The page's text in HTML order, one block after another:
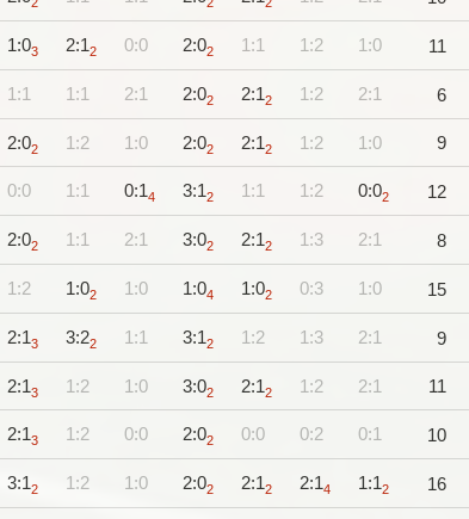
1:03 2:12 0:0 2:02 1:1 1:2 1:0 11
1:1 1:1 2:1 2:02 2:12 1:2 2:1 6
2:02 1:2 1:0 2:02 2:12 1:2 1:0 9
0:0 1:1 0:14 3:12 1:1 1:2 0:02 12
2:02 1:1 2:1 3:02 2:12 1:3 2:1 8
1:2 1:02 1:0 1:04 1:02 0:3 1:0 15
2:13 3:22 1:1 3:12 1:2 1:3 2:1 9
2:13 1:2 1:0 3:02 2:12 1:2 2:1 11
2:13 1:2 0:0 2:02 0:0 0:2 0:1 10
3:12 1:2 1:0 2:02 2:12 2:14 1:12 16